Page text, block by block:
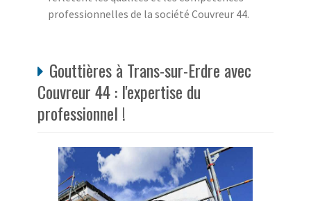
professionnelles de la société Couvreur 44.
Gouttières à Trans-sur-Erdre avec
Couvreur 44 : l'expertise du
professionnel !